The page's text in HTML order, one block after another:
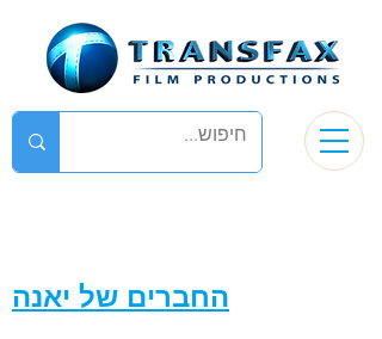
החברים של יאנה